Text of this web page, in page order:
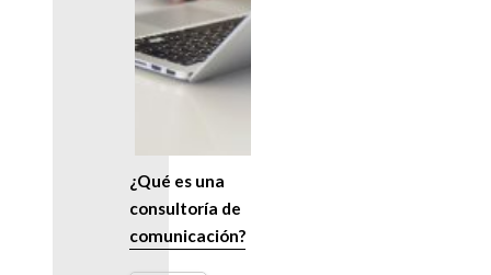
¿Qué es una
consultoría de
comunicación?